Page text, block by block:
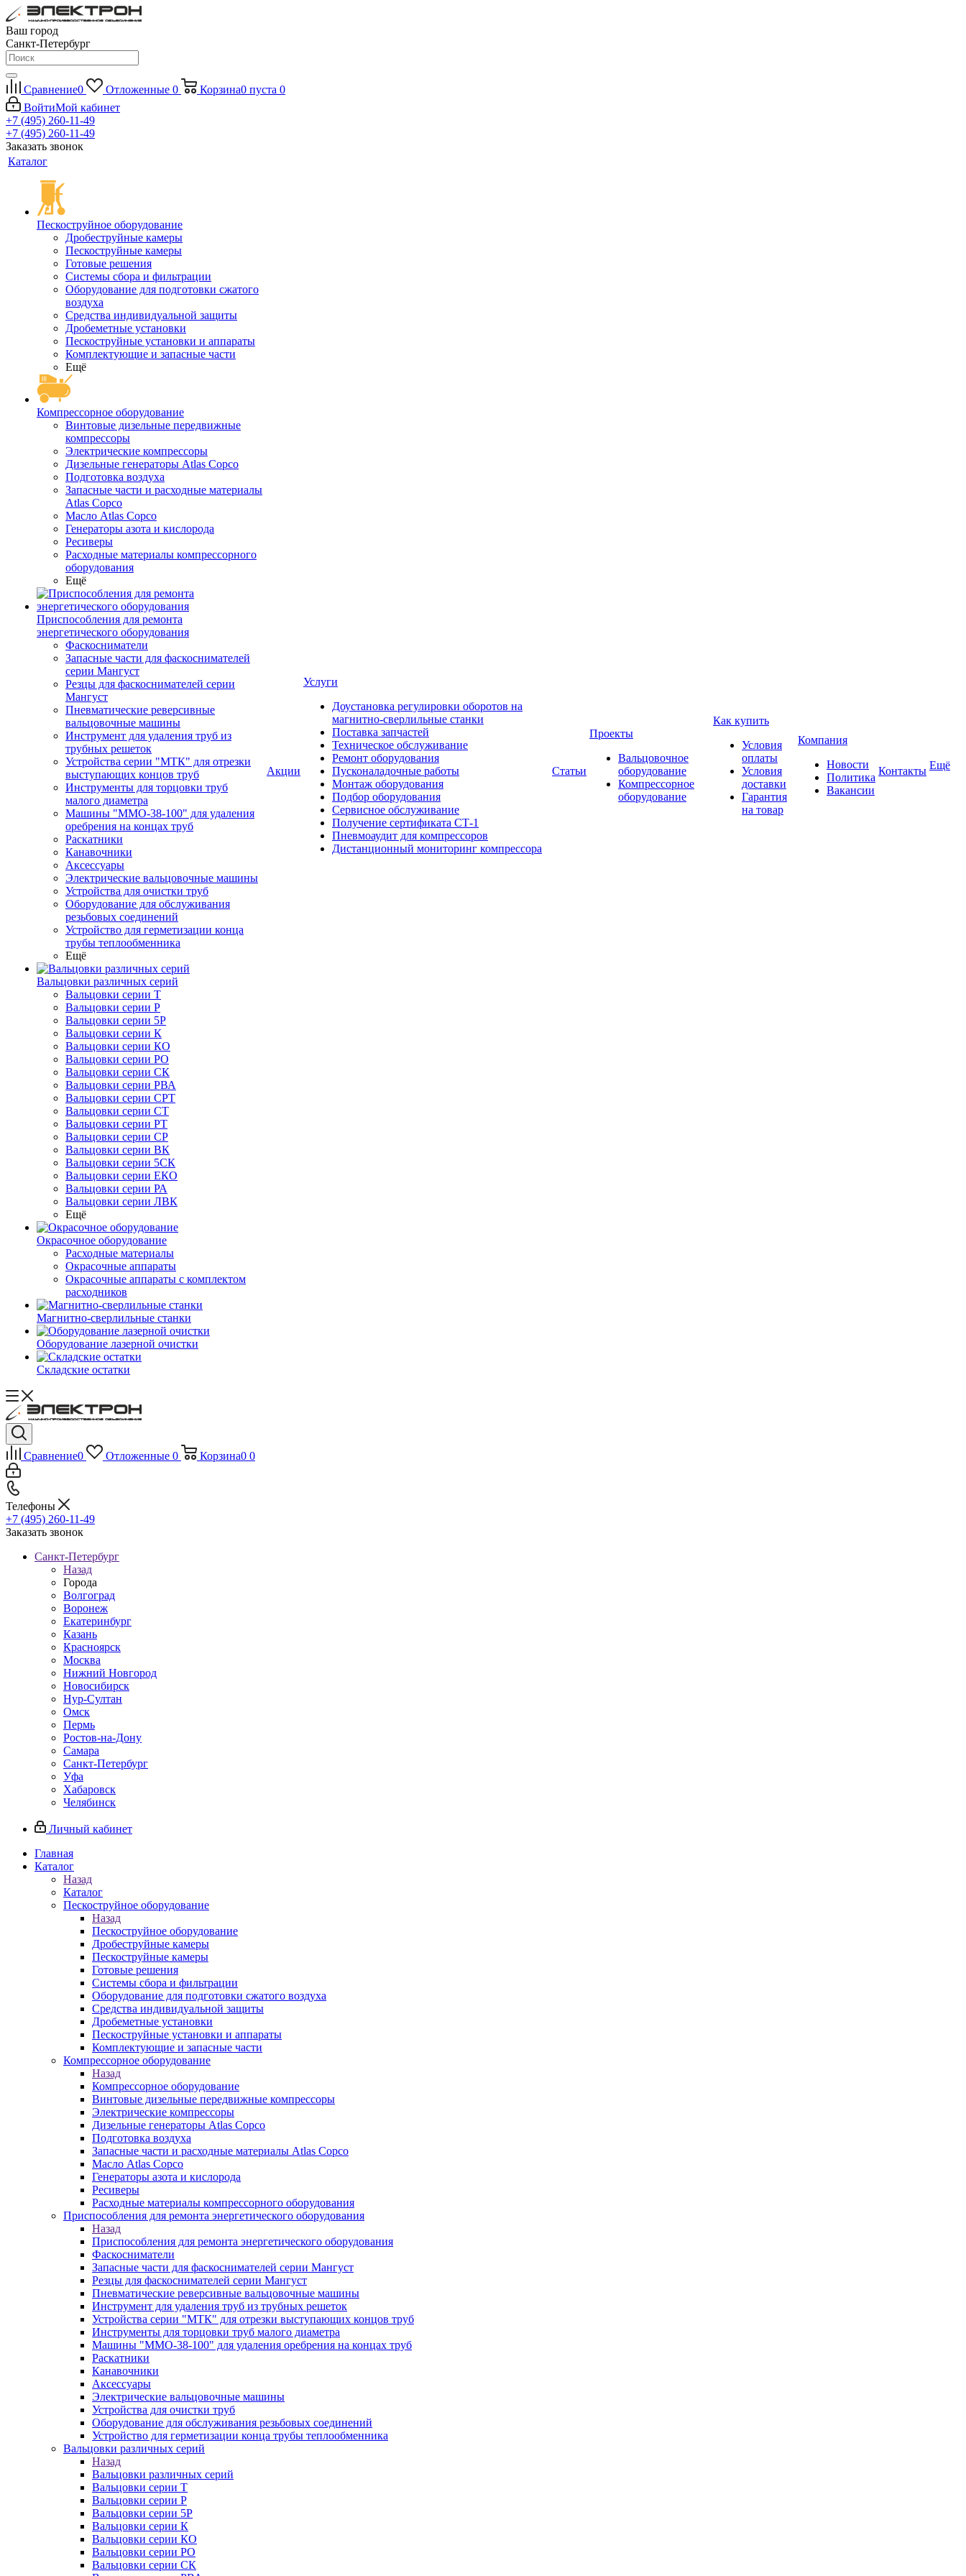
Ваш город
Санкт-Петербург
Сравнение0 Отложенные 0 Корзина0 пуста 0
ВойтиМой кабинет
+7 (495) 260-11-49
+7 (495) 260-11-49
Заказать звонок
Каталог
Пескоструйное оборудование
Дробеструйные камеры
Пескоструйные камеры
Готовые решения
Системы сбора и фильтрации
Оборудование для подготовки сжатого
воздуха
Средства индивидуальной защиты
Дробеметные установки
Пескоструйные установки и аппараты
Комплектующие и запасные части
Ещё
Компрессорное оборудование
Винтовые дизельные передвижные
компрессоры
Электрические компрессоры
Дизельные генераторы Atlas Copco
Подготовка воздуха
Запасные части и расходные материалы
Atlas Copco
Масло Atlas Copco
Генераторы азота и кислорода
Ресиверы
Расходные материалы компрессорного
оборудования
Ещё
Приспособления для ремонта
энергетического оборудования
Фаскосниматели
Запасные части для фаскоснимателей
серии Мангуст
Резцы для фаскоснимателей серии
Мангуст
Пневматические реверсивные
вальцовочные машины
Инструмент для удаления труб из
трубных решеток
Устройства серии "МТК" для отрезки
выступающих концов труб
Инструменты для торцовки труб
малого диаметра
Машины "ММО-38-100" для удаления
оребрения на концах труб
Раскатники
Канавочники
Аксессуары
Электрические вальцовочные машины
Устройства для очистки труб
Оборудование для обслуживания
резьбовых соединений
Устройство для герметизации конца
трубы теплообменника
Ещё
Вальцовки различных серий
Вальцовки серии Т
Вальцовки серии Р
Вальцовки серии 5Р
Вальцовки серии К
Вальцовки серии КО
Вальцовки серии РО
Вальцовки серии СК
Вальцовки серии РВА
Вальцовки серии СРТ
Вальцовки серии СТ
Вальцовки серии РТ
Вальцовки серии СР
Вальцовки серии ВК
Вальцовки серии 5СК
Вальцовки серии ЕКО
Вальцовки серии РА
Вальцовки серии ЛВК
Ещё
Окрасочное оборудование
Расходные материалы
Окрасочные аппараты
Окрасочные аппараты с комплектом
расходников
Магнитно-сверлильные станки
Оборудование лазерной очистки
Складские остатки
Акции
Услуги
Доустановка регулировки оборотов на
магнитно-сверлильные станки
Поставка запчастей
Техническое обслуживание
Ремонт оборудования
Пусконаладочные работы
Монтаж оборудования
Подбор оборудования
Сервисное обслуживание
Получение сертификата СТ-1
Пневмоаудит для компрессоров
Дистанционный мониторинг компрессора
Статьи
Проекты
Вальцовочное
оборудование
Компрессорное
оборудование
Как купить
Условия
оплаты
Условия
доставки
Гарантия
на товар
Компания
Новости
Политика
Вакансии
Контакты Ещё
Сравнение0 Отложенные 0 Корзина0 0
Телефоны
+7 (495) 260-11-49
Заказать звонок
Санкт-Петербург
Назад
Города
Волгоград
Воронеж
Екатеринбург
Казань
Красноярск
Москва
Нижний Новгород
Новосибирск
Нур-Султан
Омск
Пермь
Ростов-на-Дону
Самара
Санкт-Петербург
Уфа
Хабаровск
Челябинск
Личный кабинет
Главная
Каталог
Назад
Каталог
Пескоструйное оборудование
Назад
Пескоструйное оборудование
Дробеструйные камеры
Пескоструйные камеры
Готовые решения
Системы сбора и фильтрации
Оборудование для подготовки сжатого воздуха
Средства индивидуальной защиты
Дробеметные установки
Пескоструйные установки и аппараты
Комплектующие и запасные части
Компрессорное оборудование
Назад
Компрессорное оборудование
Винтовые дизельные передвижные компрессоры
Электрические компрессоры
Дизельные генераторы Atlas Copco
Подготовка воздуха
Запасные части и расходные материалы Atlas Copco
Масло Atlas Copco
Генераторы азота и кислорода
Ресиверы
Расходные материалы компрессорного оборудования
Приспособления для ремонта энергетического оборудования
Назад
Приспособления для ремонта энергетического оборудования
Фаскосниматели
Запасные части для фаскоснимателей серии Мангуст
Резцы для фаскоснимателей серии Мангуст
Пневматические реверсивные вальцовочные машины
Инструмент для удаления труб из трубных решеток
Устройства серии "МТК" для отрезки выступающих концов труб
Инструменты для торцовки труб малого диаметра
Машины "ММО-38-100" для удаления оребрения на концах труб
Раскатники
Канавочники
Аксессуары
Электрические вальцовочные машины
Устройства для очистки труб
Оборудование для обслуживания резьбовых соединений
Устройство для герметизации конца трубы теплообменника
Вальцовки различных серий
Назад
Вальцовки различных серий
Вальцовки серии Т
Вальцовки серии Р
Вальцовки серии 5Р
Вальцовки серии К
Вальцовки серии КО
Вальцовки серии РО
Вальцовки серии СК